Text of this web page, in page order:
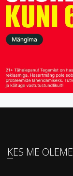
KES ME OLEME